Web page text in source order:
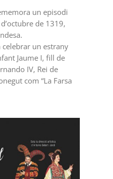
un episodi
de 1319,
celebrar un estrany
Jaume I, fill de
IV, Rei de
com “La Farsa